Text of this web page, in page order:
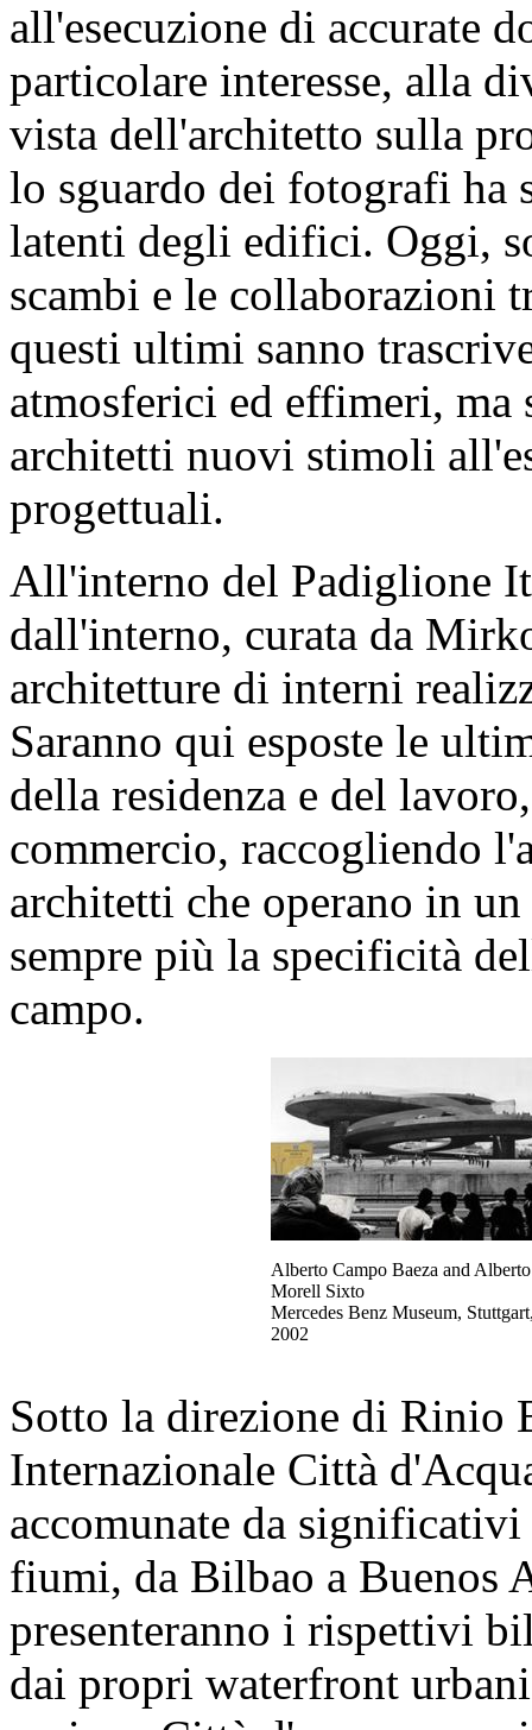
all'esecuzione di accurate
particolare interesse, alla
vista dell'architetto sulla
lo sguardo dei fotografi ha
latenti degli edifici. Oggi,
scambi e le collaborazioni
questi ultimi sanno
atmosferici ed effimeri,
architetti nuovi stimoli
progettuali.
All'interno del Padiglione
dall'interno, curata da
architetture di interni
Saranno qui esposte le
della residenza e del
commercio, raccogliendo
architetti che operano in
sempre più la specificità
campo.
Alberto Campo Baeza and Alberto
Morell Sixto
Mercedes Benz Museum,
2002
Sotto la direzione di Rinio
Internazionale Città
accomunate da
fiumi, da Bilbao a Buenos
presenteranno i rispettivi
dai propri waterfront